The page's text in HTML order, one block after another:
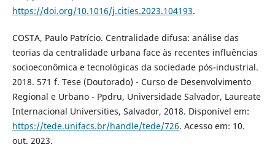
https://doi.org/10.1016/j.cities.2023.104193.
COSTA, Paulo Patrício. Centralidade difusa: análise das
teorias da centralidade urbana face às recentes influências
socioeconômica e tecnológicas da sociedade pós-industrial.
2018. 571 f. Tese (Doutorado) - Curso de Desenvolvimento
Regional e Urbano - Ppdru, Universidade Salvador, Laureate
Internacional Universities, Salvador, 2018. Disponível em:
https://tede.unifacs.br/handle/tede/726. Acesso em: 10.
out. 2023.